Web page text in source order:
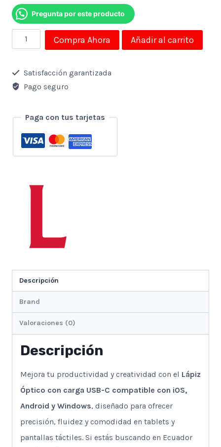
Pregunta por este producto
Lápiz
Óptico
Recargable
Compatible
iOS,
Compra Ahora Añadir al carrito
Satisfacción garantizada
Pago seguro
Paga con tus tarjetas
Descripción
Brand
Valoraciones (0)
Descripción
Mejora tu productividad y creatividad con el Lápiz
Óptico con carga USB-C compatible con iOS,
Android y Windows, diseñado para ofrecer
precisión, fluidez y comodidad en tablets y
pantallas táctiles. Si estás buscando en Ecuador